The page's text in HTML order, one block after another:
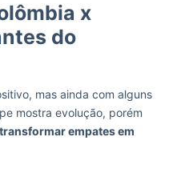
x
do
mas ainda com alguns
mostra evolução, porém
transformar empates em